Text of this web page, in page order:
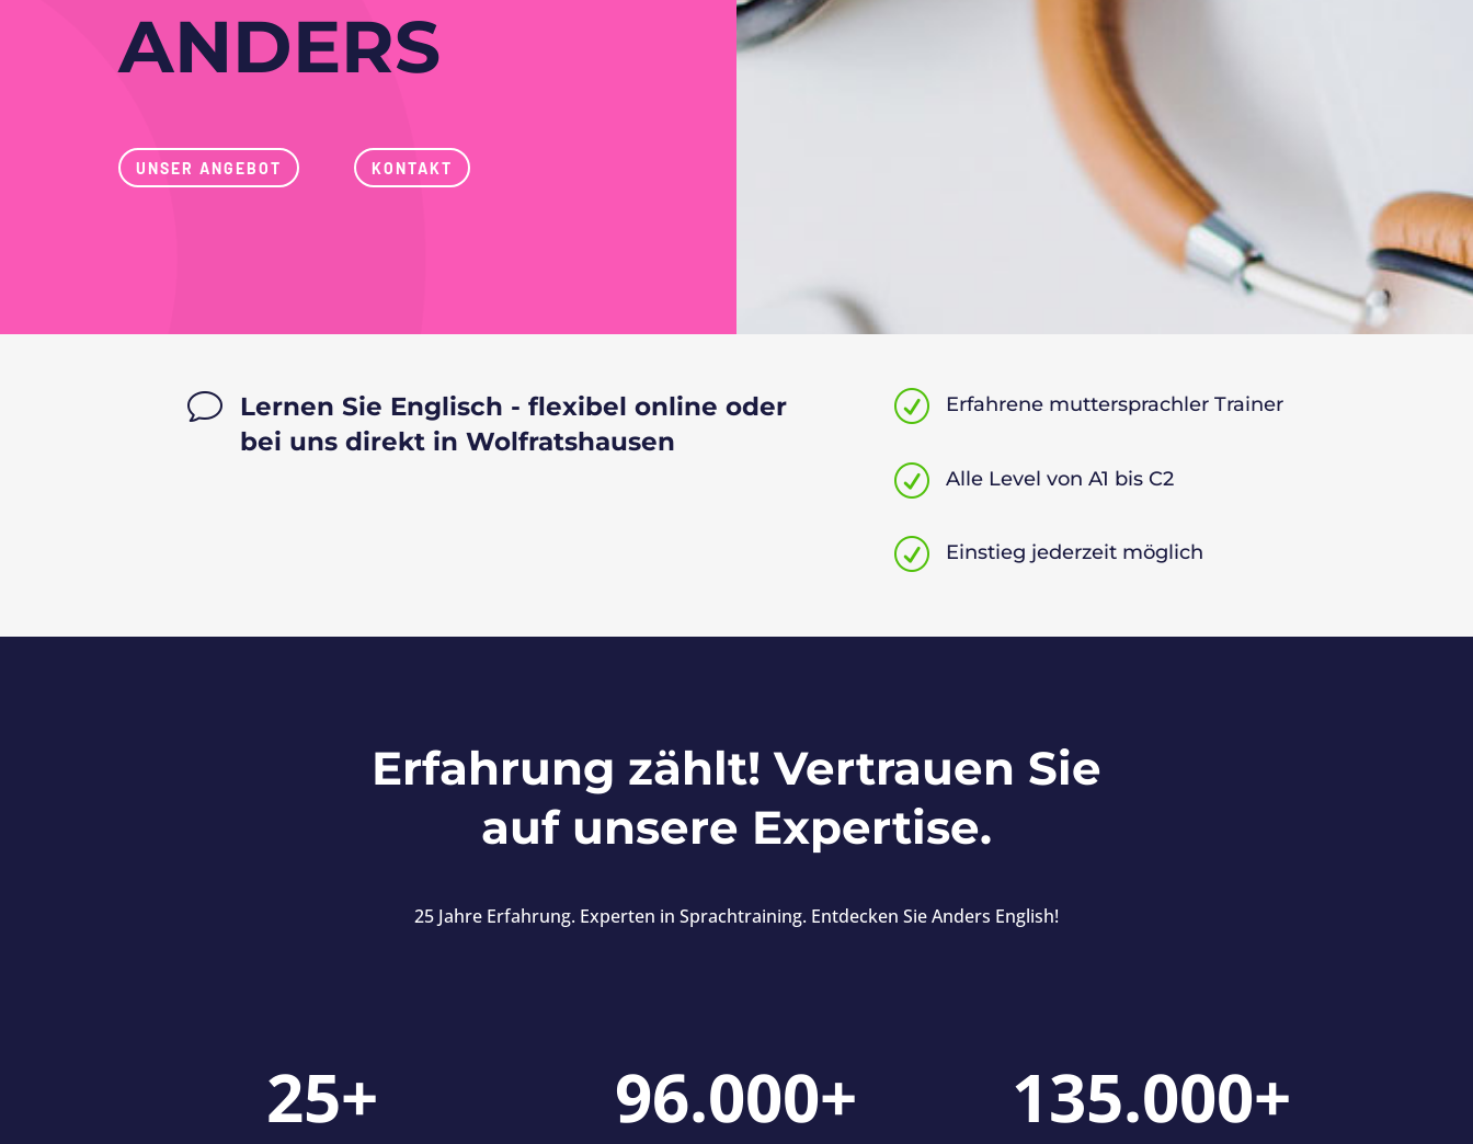
ANDERS
UNSER ANGEBOT KONTAKT
v
Lernen Sie Englisch - flexibel online oder
bei uns direkt in Wolfratshausen
R Erfahrene muttersprachler Trainer
R Alle Level von A1 bis C2
R Einstieg jederzeit möglich
Erfahrung zählt! Vertrauen Sie
auf unsere Expertise.
25 Jahre Erfahrung. Experten in Sprachtraining. Entdecken Sie Anders English!
25+ 96.000+ 135.000+